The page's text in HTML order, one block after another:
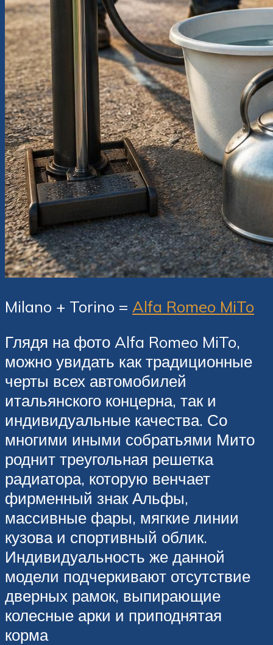
Milano + Torino = Alfa Romeo MiTo
Глядя на фото Alfa Romeo MiTo,
можно увидать как традиционные
черты всех автомобилей
итальянского концерна, так и
индивидуальные качества. Со
многими иными собратьями Мито
роднит треугольная решетка
радиатора, которую венчает
фирменный знак Альфы,
массивные фары, мягкие линии
кузова и спортивный облик.
Индивидуальность же данной
модели подчеркивают отсутствие
дверных рамок, выпирающие
колесные арки и приподнятая
корма